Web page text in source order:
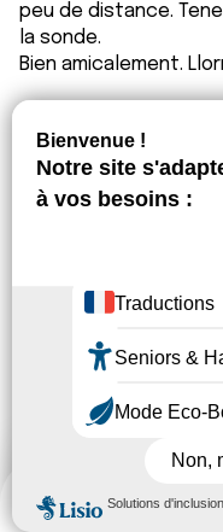
peu de distance.
la sonde.
Bien amicalement.
Bonjour Llora,
Comment allez-vous
Les symptômes que
Thématiques